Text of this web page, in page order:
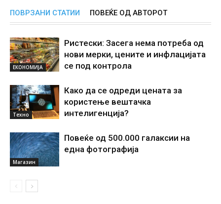
ПОВРЗАНИ СТАТИИ ПОВЕЌЕ ОД АВТОРОТ
ЕКОНОМИЈА
Ристески: Засега нема потреба од
нови мерки, цените и инфлацијата
се под контрола
Техно
Како да се одреди цената за
користење вештачка
интелигенциjа?
Магазин
Повеќе од 500.000 галаксии на
една фотографија